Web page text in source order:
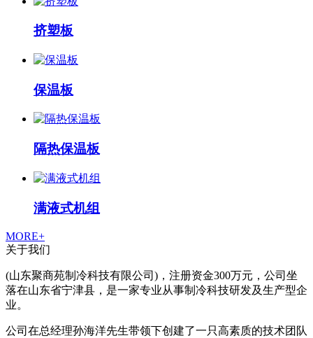
挤塑板
保温板
隔热保温板
满液式机组
MORE+
关于我们
(山东聚商苑制冷科技有限公司)，注册资金300万元，公司坐
落在山东省宁津县，是一家专业从事制冷科技研发及生产型企
业。
公司在总经理孙海洋先生带领下创建了一只高素质的技术团队